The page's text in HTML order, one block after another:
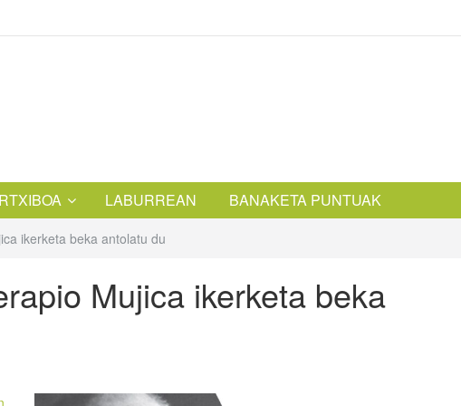
LABURREAN BANAKETA PUNTUAK
ikerketa beka antolatu du
Mujica ikerketa beka